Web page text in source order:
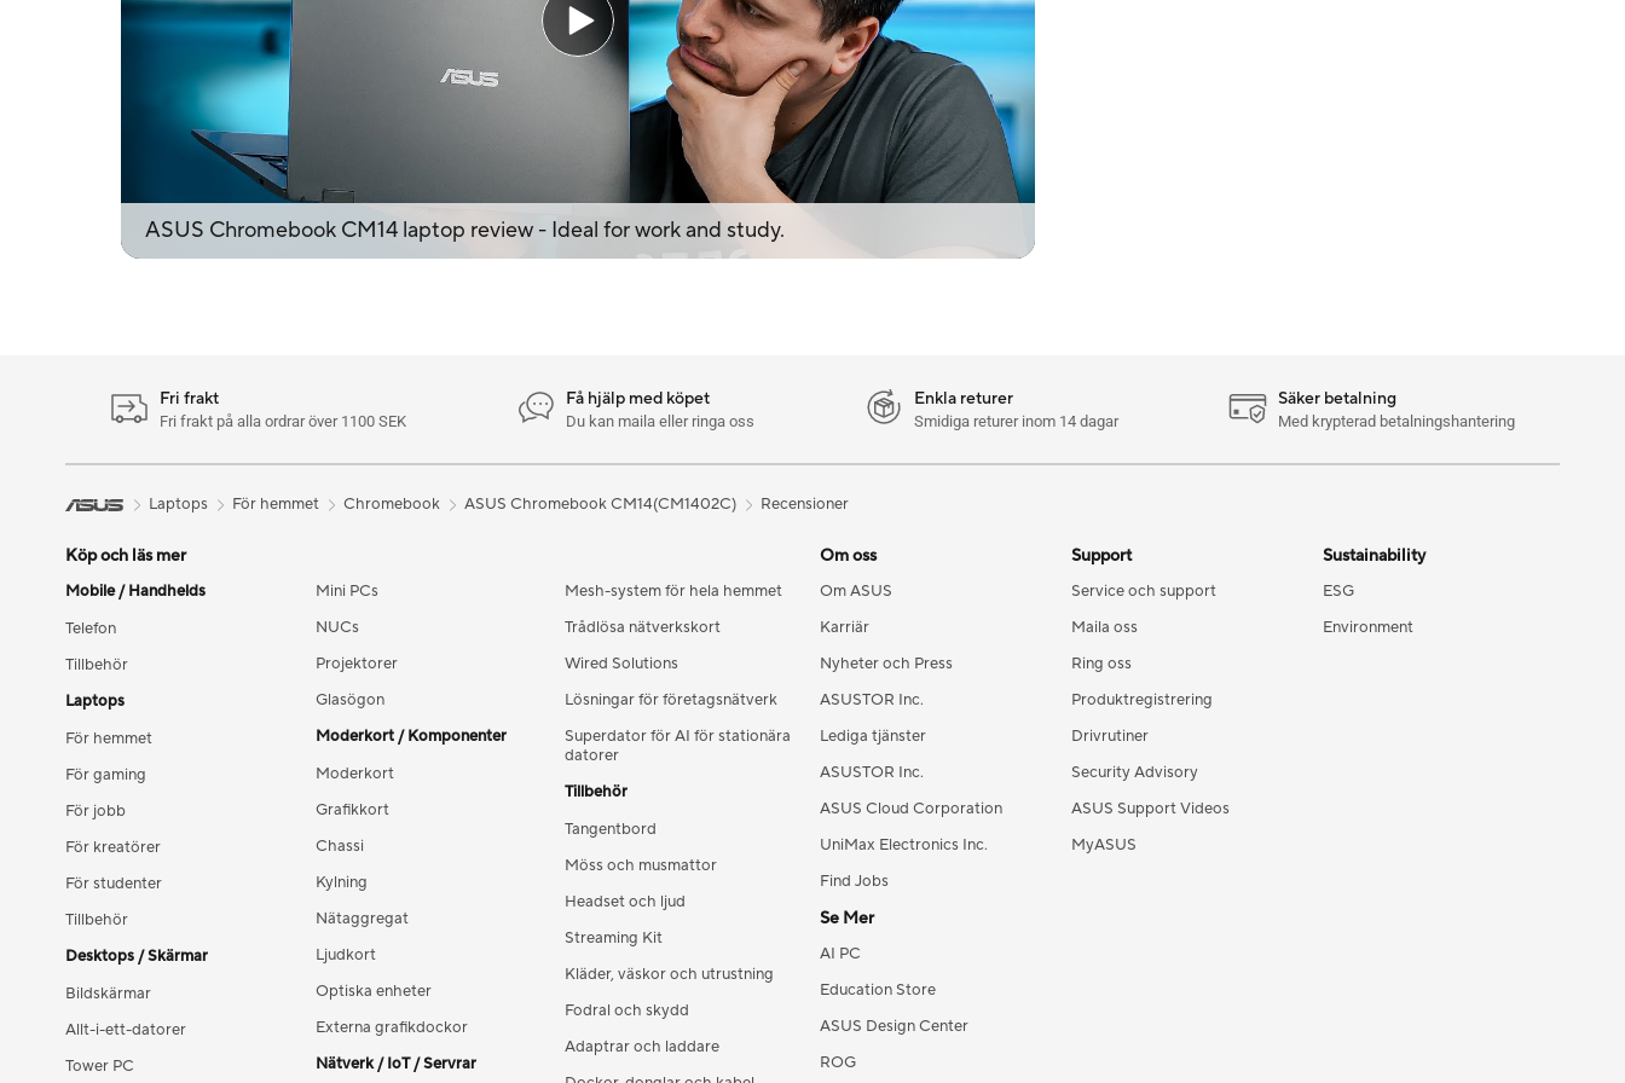
ASUS Chromebook CM14 laptop review - Ideal for work and study.
Fri frakt
Fri frakt på alla ordrar över 1100 SEK
Få hjälp med köpet
Du kan maila eller ringa oss
Enkla returer
Smidiga returer inom 14 dagar
Säker betalning
Med krypterad betalningshantering
Laptops För hemmet Chromebook ASUS Chromebook CM14(CM1402C) Recensioner
Köp och läs mer
Mobile / Handhelds
Telefon
Tillbehör
Laptops
För hemmet
För gaming
För jobb
För kreatörer
För studenter
Tillbehör
Desktops / Skärmar
Bildskärmar
Allt-i-ett-datorer
Tower PC
Mini PCs
NUCs
Projektorer
Glasögon
Moderkort / Komponenter
Moderkort
Grafikkort
Chassi
Kylning
Nätaggregat
Ljudkort
Optiska enheter
Externa grafikdockor
Nätverk / IoT / Servrar
Mesh-system för hela hemmet
Trådlösa nätverkskort
Wired Solutions
Lösningar för företagsnätverk
Superdator för AI för stationära
datorer
Tillbehör
Tangentbord
Möss och musmattor
Headset och ljud
Streaming Kit
Kläder, väskor och utrustning
Fodral och skydd
Adaptrar och laddare
Om oss
Om ASUS
Karriär
Nyheter och Press
ASUSTOR Inc.
Lediga tjänster
ASUSTOR Inc.
ASUS Cloud Corporation
UniMax Electronics Inc.
Find Jobs
Se Mer
AI PC
Education Store
ASUS Design Center
ROG
Support
Service och support
Maila oss
Ring oss
Produktregistrering
Drivrutiner
Security Advisory
ASUS Support Videos
MyASUS
Sustainability
ESG
Environment